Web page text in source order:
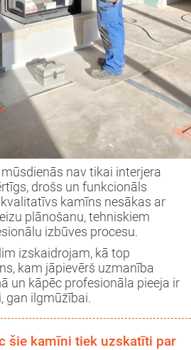
nav tikai interjera
drošs un funkcionāls
kamīns nesākas ar
plānošanu, tehniskiem
izbūves procesu.
izskaidrojam, kā top
kam jāpievērš uzmanība
un kāpēc profesionāla pieeja ir
gan ilgmūžībai.
šie kamīni tiek uzskatīti par